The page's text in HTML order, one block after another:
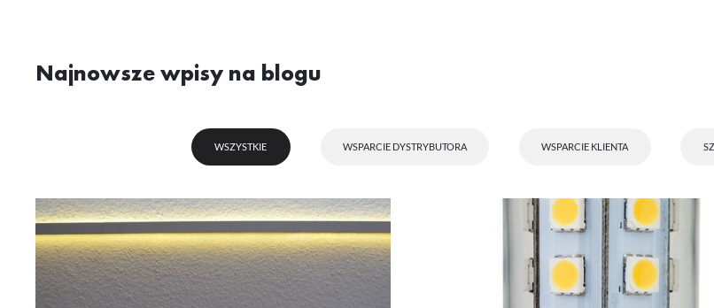
C10
E7
E9
Najnowsze wpisy na blogu
WSZYSTKIE WSPARCIE DYSTRYBUTORA WSPARCIE KLIENTA
Pliki cookies odpowiadają na podejmowane przez Ciebie działania w celu
Funkcjonalne i personalizacyjne
Tego typu pliki cookies umożliwiają stronie internetowej zapamiętanie
ustawień oraz personalizację określonych funkcjonalności czy prezentowanych
Dzięki tym plikom cookies możemy zapewnić Ci większy komfort korzystania z
naszej strony poprzez dopasowanie jej do Twoich indywidualnych preferencji.
funkcjonalne i personalizacyjne pliki cookies gwarantuje dostępność większej
ZAPISZ WYBRANE